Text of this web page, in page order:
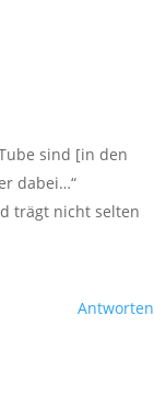
sind [in den
dabei…“
trägt nicht selten
Antworten